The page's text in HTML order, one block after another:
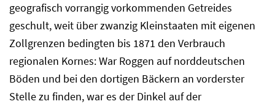
geografisch vorrangig vorkommenden Getreides
geschult, weit über zwanzig Kleinstaaten mit eigenen
Zollgrenzen bedingten bis 1871 den Verbrauch
regionalen Kornes: War Roggen auf norddeutschen
Böden und bei den dortigen Bäckern an vorderster
Stelle zu finden, war es der Dinkel auf der